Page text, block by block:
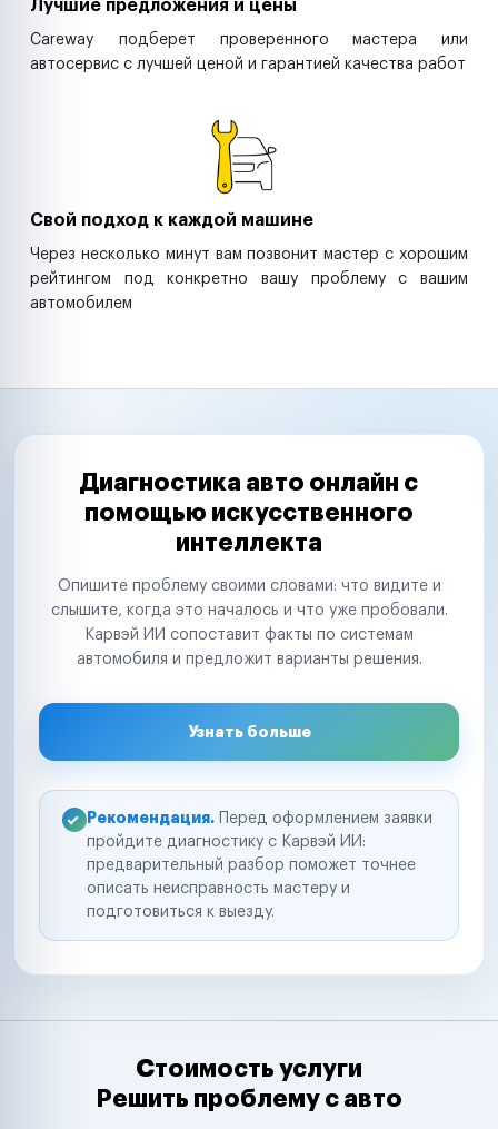
Лучшие предложения и цены
Careway подберет проверенного мастера или
автосервис с лучшей ценой и гарантией качества работ
Свой подход к каждой машине
Через несколько минут вам позвонит мастер с хорошим
рейтингом под конкретно вашу проблему с вашим
автомобилем
Диагностика авто онлайн с
помощью искусственного
интеллекта
Опишите проблему своими словами: что видите и
слышите, когда это началось и что уже пробовали.
Карвэй ИИ сопоставит факты по системам
автомобиля и предложит варианты решения.
Узнать больше
Рекомендация. Перед оформлением заявки
пройдите диагностику с Карвэй ИИ:
предварительный разбор поможет точнее
описать неисправность мастеру и
подготовиться к выезду.
Стоимость услуги
Решить проблему с авто